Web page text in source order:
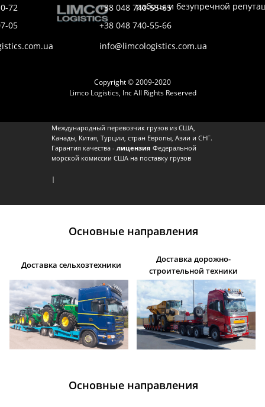
работы и безупречной
+38 048 740-55-65
72
+38 048 740-55-66
05
info@limcologistics.com.ua
Copyright © 2009-2020
Limco Logistics, Inc All Rights Reserved
Международный перевозчик грузов из США,
Канады, Китая, Турции, стран Европы, Азии и СНГ.
Гарантия качества - лицензия Федеральной
морской комиссии США на поставку грузов
|
Доставка сельхозтехники
Доставка дорожно-
строительной техники
Основные направления
Основные направления